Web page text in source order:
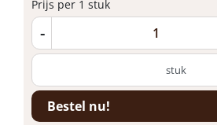
Prijs per 1 stuk
-
stuk
Bestel nu!